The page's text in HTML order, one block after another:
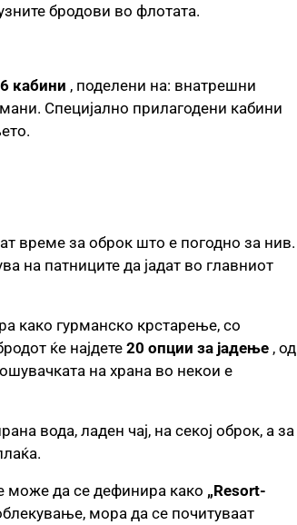
бродови во флотата.
кабини , поделени на: внатрешни
Специјално прилагодени кабини
време за оброк што е погодно за нив.
на патниците да јадат во главниот
како гурманско крстарење, со
ќе најдете 20 опции за јадење , од
на храна во некои е
вода, ладен чај, на секој оброк, а за
може да се дефинира како „Resort-
мора да се почитуваат